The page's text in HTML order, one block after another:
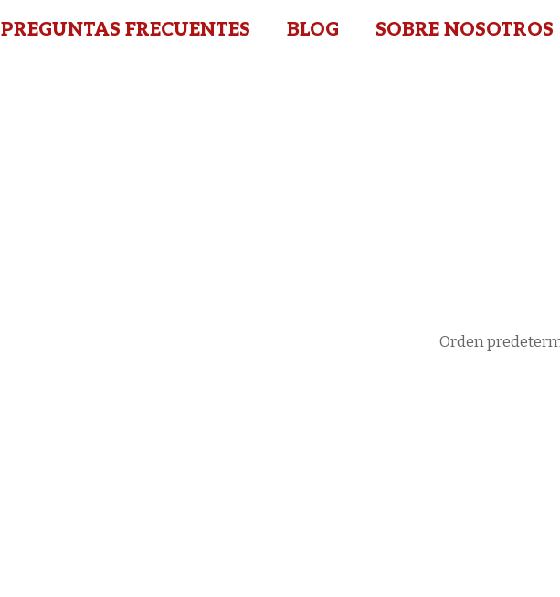
PREGUNTAS FRECUENTES BLOG SOBRE NOSOTROS